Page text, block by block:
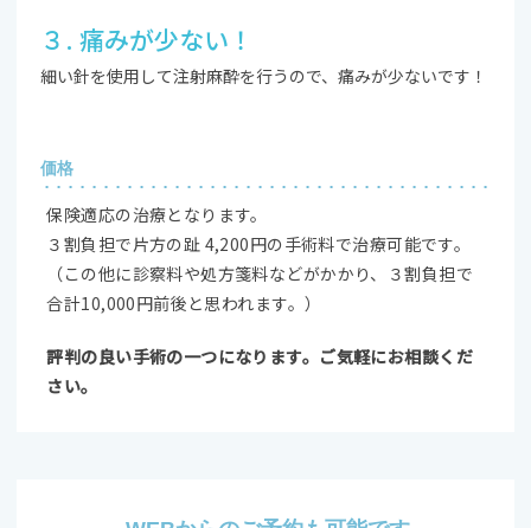
３. 痛みが少ない！
細い針を使用して注射麻酔を行うので、痛みが少ないです！
価格
保険適応の治療となります。
３割負担で片方の趾 4,200円の手術料で治療可能です。
（この他に診察料や処方箋料などがかかり、３割負担で
合計10,000円前後と思われます。）
評判の良い手術の一つになります。ご気軽にお相談くだ
さい。